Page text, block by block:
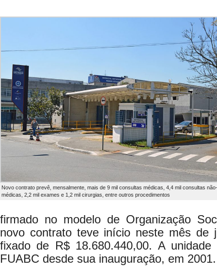
Novo contrato prevê, mensalmente, mais de 9 mil consultas médicas, 4,4 mil consultas não-
médicas, 2,2 mil exames e 1,2 mil cirurgias, entre outros procedimentos
firmado no modelo de Organização
novo contrato teve início neste mês de
fixado de R$ 18.680.440,00. A
FUABC desde sua inauguração, em 2001.